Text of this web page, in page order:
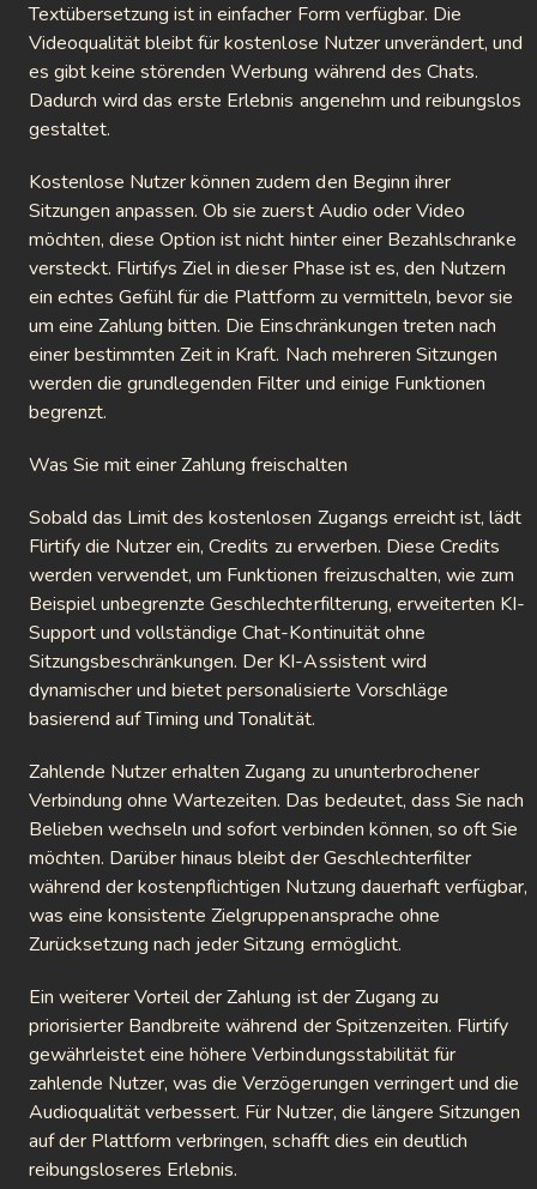
Textübersetzung ist in einfacher Form verfügbar. Die
Videoqualität bleibt für kostenlose Nutzer unverändert, und
es gibt keine störenden Werbung während des Chats.
Dadurch wird das erste Erlebnis angenehm und reibungslos
gestaltet.
Kostenlose Nutzer können zudem den Beginn ihrer
Sitzungen anpassen. Ob sie zuerst Audio oder Video
möchten, diese Option ist nicht hinter einer Bezahlschranke
versteckt. Flirtifys Ziel in dieser Phase ist es, den Nutzern
ein echtes Gefühl für die Plattform zu vermitteln, bevor sie
um eine Zahlung bitten. Die Einschränkungen treten nach
einer bestimmten Zeit in Kraft. Nach mehreren Sitzungen
werden die grundlegenden Filter und einige Funktionen
begrenzt.
Was Sie mit einer Zahlung freischalten
Sobald das Limit des kostenlosen Zugangs erreicht ist, lädt
Flirtify die Nutzer ein, Credits zu erwerben. Diese Credits
werden verwendet, um Funktionen freizuschalten, wie zum
Beispiel unbegrenzte Geschlechterfilterung, erweiterten KI-
Support und vollständige Chat-Kontinuität ohne
Sitzungsbeschränkungen. Der KI-Assistent wird
dynamischer und bietet personalisierte Vorschläge
basierend auf Timing und Tonalität.
Zahlende Nutzer erhalten Zugang zu ununterbrochener
Verbindung ohne Wartezeiten. Das bedeutet, dass Sie nach
Belieben wechseln und sofort verbinden können, so oft Sie
möchten. Darüber hinaus bleibt der Geschlechterfilter
während der kostenpflichtigen Nutzung dauerhaft verfügbar,
was eine konsistente Zielgruppenansprache ohne
Zurücksetzung nach jeder Sitzung ermöglicht.
Ein weiterer Vorteil der Zahlung ist der Zugang zu
priorisierter Bandbreite während der Spitzenzeiten. Flirtify
gewährleistet eine höhere Verbindungsstabilität für
zahlende Nutzer, was die Verzögerungen verringert und die
Audioqualität verbessert. Für Nutzer, die längere Sitzungen
auf der Plattform verbringen, schafft dies ein deutlich
reibungsloseres Erlebnis.